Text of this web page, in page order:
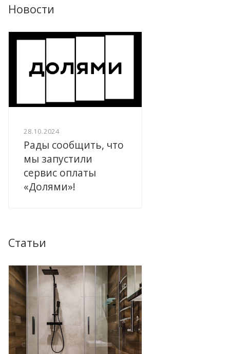
Новости
28.10.2024
Рады сообщить, что
мы запустили
сервис оплаты
«Долями»!
Статьи